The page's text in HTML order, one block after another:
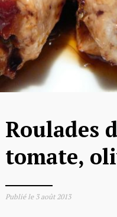
Roulades
tomate,
Publié le 3 août 2013